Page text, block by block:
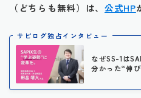
（どちらも無料）は、 公式HP
サピログ独占インタビュー
なぜSS-1は
分かった“伸